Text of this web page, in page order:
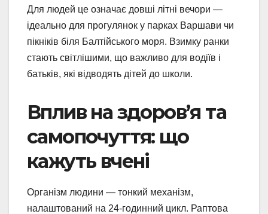
Для людей це означає довші літні вечори —
ідеально для прогулянок у парках Варшави чи
пікніків біля Балтійського моря. Взимку ранки
стають світлішими, що важливо для водіїв і
батьків, які відводять дітей до школи.
Вплив на здоров’я та
самопочуття: що
кажуть вчені
Організм людини — тонкий механізм,
налаштований на 24-годинний цикл. Раптова